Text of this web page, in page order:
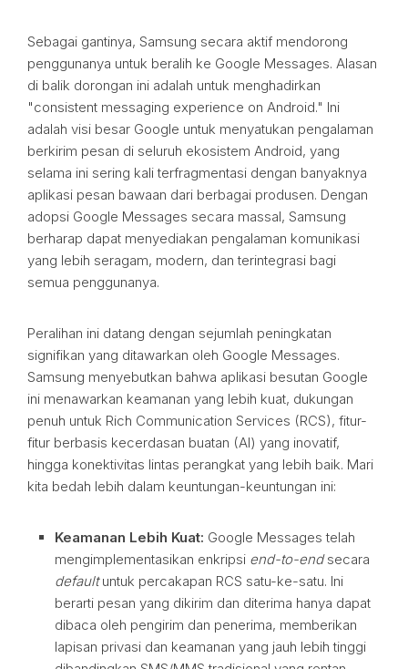
Sebagai gantinya, Samsung secara aktif mendorong
penggunanya untuk beralih ke Google Messages. Alasan
di balik dorongan ini adalah untuk menghadirkan
"consistent messaging experience on Android." Ini
adalah visi besar Google untuk menyatukan pengalaman
berkirim pesan di seluruh ekosistem Android, yang
selama ini sering kali terfragmentasi dengan banyaknya
aplikasi pesan bawaan dari berbagai produsen. Dengan
adopsi Google Messages secara massal, Samsung
berharap dapat menyediakan pengalaman komunikasi
yang lebih seragam, modern, dan terintegrasi bagi
semua penggunanya.
Peralihan ini datang dengan sejumlah peningkatan
signifikan yang ditawarkan oleh Google Messages.
Samsung menyebutkan bahwa aplikasi besutan Google
ini menawarkan keamanan yang lebih kuat, dukungan
penuh untuk Rich Communication Services (RCS), fitur-
fitur berbasis kecerdasan buatan (AI) yang inovatif,
hingga konektivitas lintas perangkat yang lebih baik. Mari
kita bedah lebih dalam keuntungan-keuntungan ini:
Keamanan Lebih Kuat: Google Messages telah
mengimplementasikan enkripsi end-to-endsecara
defaultuntuk percakapan RCS satu-ke-satu. Ini
berarti pesan yang dikirim dan diterima hanya dapat
dibaca oleh pengirim dan penerima, memberikan
lapisan privasi dan keamanan yang jauh lebih tinggi